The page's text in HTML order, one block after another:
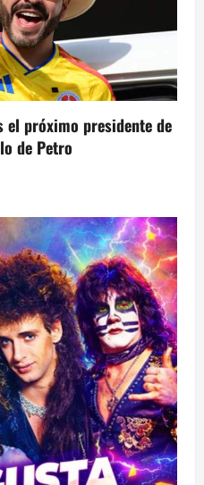
el próximo presidente de
de Petro